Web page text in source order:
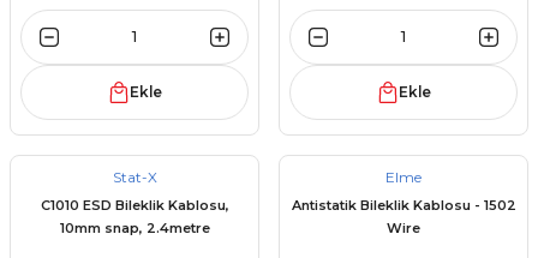
Ekle Ekle
Stat-X
C1010 ESD Bileklik Kablosu,
10mm snap, 2.4metre
Elme
Antistatik Bileklik Kablosu - 1502
Wire